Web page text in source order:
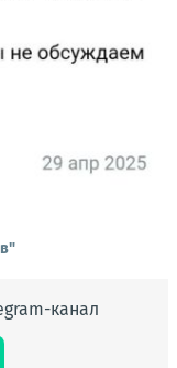
канал